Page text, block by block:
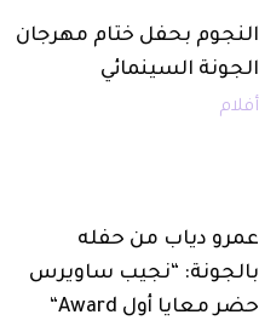
النجوم بحفل ختام مهرجان
الجونة السينمائي
أفلام
عمرو دياب من حفله
بالجونة: “نجيب ساويرس
حضر معايا أول Award“